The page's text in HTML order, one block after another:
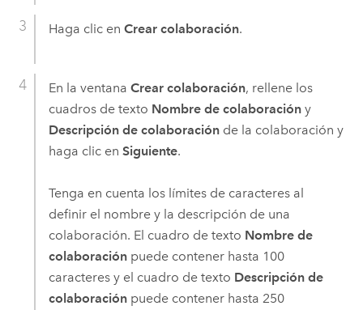
Haga clic en Crear colaboración.
En la ventana Crear colaboración, rellene los
cuadros de texto Nombre de colaboracióny
Descripción de colaboraciónde la colaboración y
haga clic en Siguiente.
Tenga en cuenta los límites de caracteres al
definir el nombre y la descripción de una
colaboración. El cuadro de texto Nombre de
colaboraciónpuede contener hasta 100
caracteres y el cuadro de texto Descripción de
colaboraciónpuede contener hasta 250